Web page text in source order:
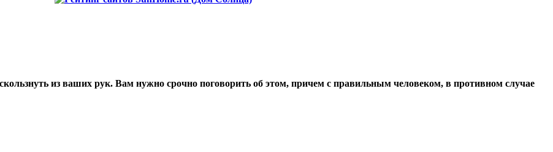
из ваших рук. Вам нужно срочно поговорить об этом, причем с правильным человеком, в противном случае